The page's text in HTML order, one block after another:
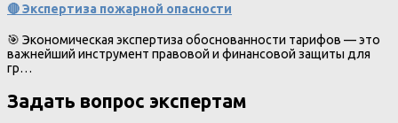
🔴 Экспертиза пожарной опасности
🎯 Экономическая экспертиза обоснованности тарифов — это
важнейший инструмент правовой и финансовой защиты для
гр…
Задать вопрос экспертам